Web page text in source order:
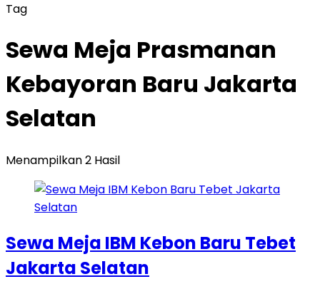
Tag
Sewa Meja Prasmanan
Kebayoran Baru Jakarta
Selatan
Menampilkan 2 Hasil
Sewa Meja IBM Kebon Baru Tebet
Jakarta Selatan